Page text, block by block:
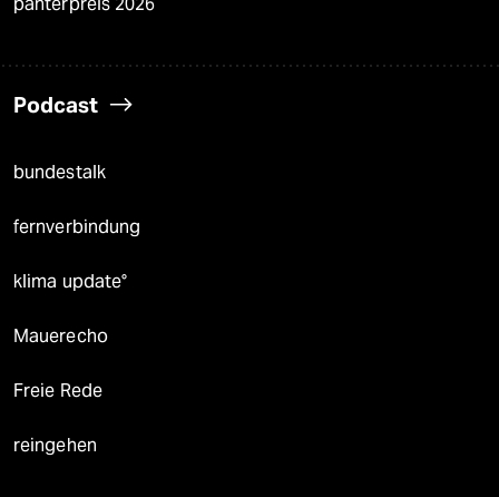
panterpreis 2026
Podcast
bundestalk
fernverbindung
klima update°
Mauerecho
Freie Rede
reingehen